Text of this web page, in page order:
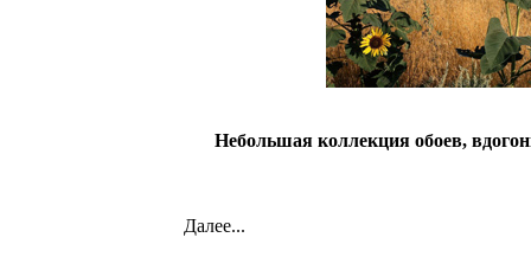
Небольшая коллекция обоев,
Далее...